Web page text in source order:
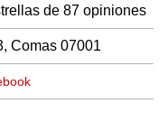
de 87 opiniones
Comas 07001